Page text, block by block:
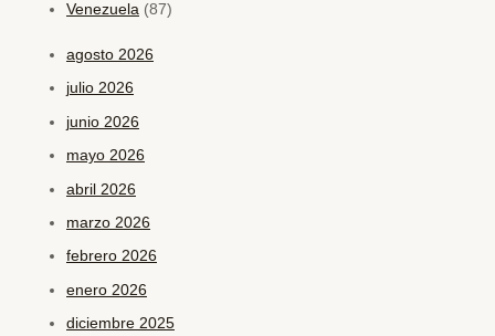
Venezuela (87)
agosto 2026
julio 2026
junio 2026
mayo 2026
abril 2026
marzo 2026
febrero 2026
enero 2026
diciembre 2025